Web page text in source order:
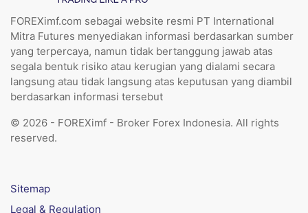
FOREXimf.com sebagai website resmi PT International
Mitra Futures menyediakan informasi berdasarkan sumber
yang terpercaya, namun tidak bertanggung jawab atas
segala bentuk risiko atau kerugian yang dialami secara
langsung atau tidak langsung atas keputusan yang diambil
berdasarkan informasi tersebut
© 2026 - FOREXimf - Broker Forex Indonesia. All rights
reserved.
Sitemap
Legal & Regulation